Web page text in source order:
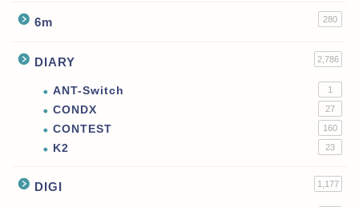
6m 280
DIARY 2,786
ANT-Switch 1
CONDX 27
CONTEST 160
K2 23
DIGI 1,177